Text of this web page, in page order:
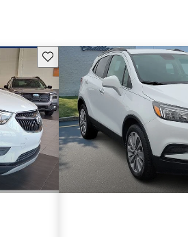
Guarda este Aviso